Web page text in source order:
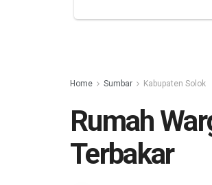
Home Sumbar Kabupaten Solok
Rumah
Terbakar